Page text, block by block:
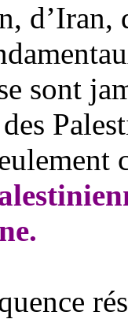
d’Iran,
sont